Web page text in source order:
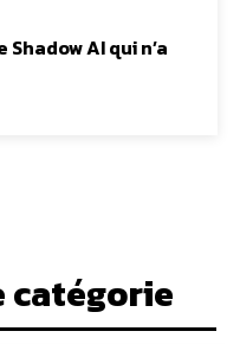
AI qui n’a
catégorie